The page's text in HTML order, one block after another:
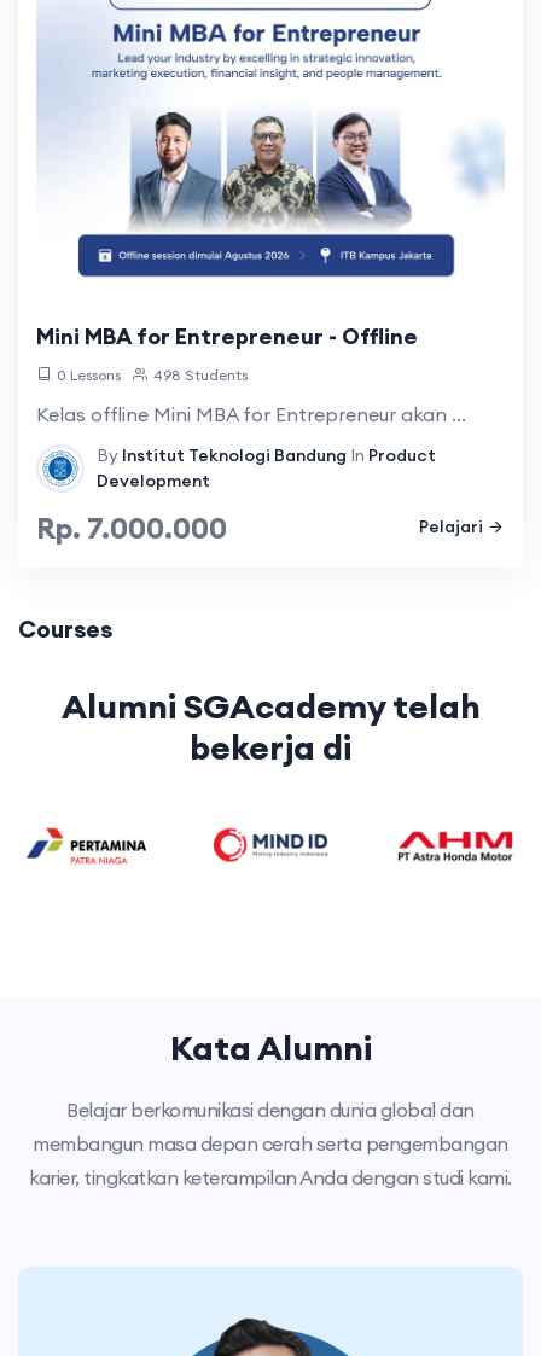
Mini MBA for Entrepreneur - Offline
0 Lessons 498 Students
Kelas offline Mini MBA for Entrepreneur akan ...
By Institut Teknologi Bandung In Product
Development
Rp. 7.000.000 Pelajari
Courses
Alumni SGAcademy telah
bekerja di
Kata Alumni
Belajar berkomunikasi dengan dunia global dan
membangun masa depan cerah serta pengembangan
karier, tingkatkan keterampilan Anda dengan studi kami.